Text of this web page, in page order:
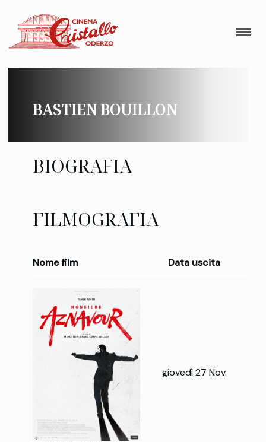
BASTIEN BOUILLON
BIOGRAFIA
FILMOGRAFIA
Nome film Data uscita
giovedì 27 Nov.